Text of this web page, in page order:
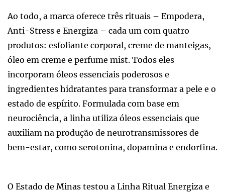
Ao todo, a marca oferece três rituais – Empodera,
Anti-Stress e Energiza – cada um com quatro
produtos: esfoliante corporal, creme de manteigas,
óleo em creme e perfume mist. Todos eles
incorporam óleos essenciais poderosos e
ingredientes hidratantes para transformar a pele e o
estado de espírito. Formulada com base em
neurociência, a linha utiliza óleos essenciais que
auxiliam na produção de neurotransmissores de
bem-estar, como serotonina, dopamina e endorfina.
O Estado de Minas testou a Linha Ritual Energiza e